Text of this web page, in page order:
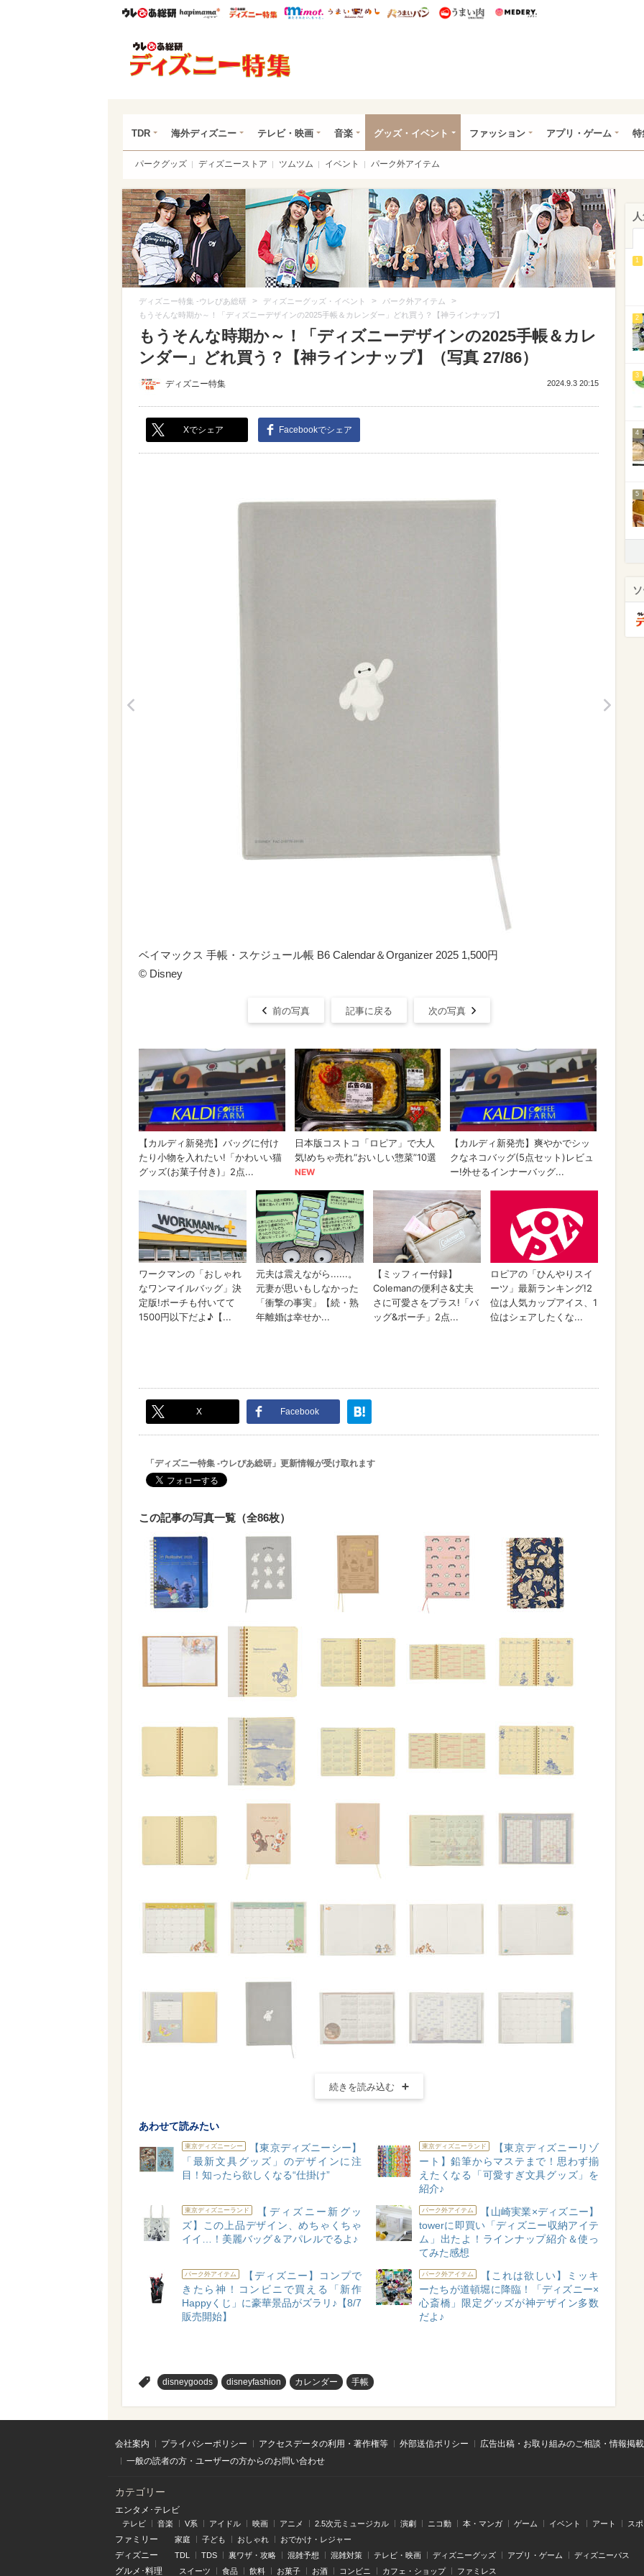
ウレぴあ総研ハピママ* ウレぴあ総研 ディズニー特集
mimot. うまいめし うまいパン うまい肉
TDR 海外ディズニー テレビ・映画 音楽 グッズ・イベント ファッション アプリ・ゲーム 特
パークグッズ ディズニーストア ツムツム イベント パーク外アイテム
ディズニー特集 -ウレぴあ総研 > ディズニーグッズ・イベント > パーク外アイテム >
もうそんな時期か～！「ディズニーデザインの2025手帳＆カレンダー」どれ買う？【神ラインナップ】
もうそんな時期か～！「ディズニーデザインの2025手帳＆カレ
ンダー」どれ買う？【神ラインナップ】（写真 27/86）
ディズニー特集 2024.9.3 20:15
Xでシェア Facebookでシェア
ベイマックス 手帳・スケジュール帳 B6 Calendar＆Organizer 2025 1,500円
© Disney
前の写真 記事に戻る 次の写真
X Facebook
「ディズニー特集 -ウレぴあ総研」更新情報が受け取れます
この記事の写真一覧（全86枚）
続きを読み込む
あわせて読みたい
東京ディズニーシー
【東京ディズニーシー】
「最新文具グッズ」のデザインに注
目！知ったら欲しくなる“仕掛け”
東京ディズニーランド
【東京ディズニーリゾ
ート】鉛筆からマステまで！思わず揃
えたくなる「可愛すぎ文具グッズ」を
紹介♪
東京ディズニーランド
【ディズニー新グッ
ズ】この上品デザイン、めちゃくちゃ
イイ…！美麗バッグ＆アパレルでるよ♪
パーク外アイテム
【山崎実業×ディズニー】
towerに即買い「ディズニー収納アイテ
ム」出たよ！ラインナップ紹介＆使っ
てみた感想
パーク外アイテム
【ディズニー】コンプで
きたら神！コンビニで買える「新作
Happyくじ」に豪華景品がズラリ♪【8/7
販売開始】
パーク外アイテム
【これは欲しい】ミッキ
ーたちが道頓堀に降臨！「ディズニー×
心斎橋」限定グッズが神デザイン多数
だよ♪
disneygoods disneyfashion カレンダー 手帳
1
2
3
4
5
会社案内 プライバシーポリシー アクセスデータの利用・著作権等 外部送信ポリシー
広告出稿・お取り組みのご相談・情報掲
一般の読者の方・ユーザーの方からのお問い合わせ
カテゴリー
エンタメ･テレビ
テレビ 音楽 V系 アイドル 映画 アニメ 2.5次元ミュージカル 演劇 ニコ動 本・マンガ ゲーム イベント アート ス
ファミリー 家庭 子ども おしゃれ おでかけ・レジャー
ディズニー TDL TDS 裏ワザ・攻略 混雑予想 混雑対策 テレビ・映画 ディズニーグッズ アプリ・ゲーム ディズニーパス
グルメ･料理 スイーツ 食品 飲料 お菓子 お酒 コンビニ カフェ・ショップ ファミレス